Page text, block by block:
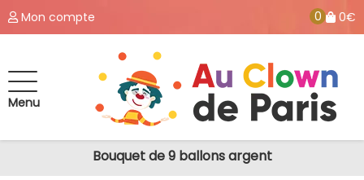
Mon compte 0 0€
Menu
Bouquet de 9 ballons argent